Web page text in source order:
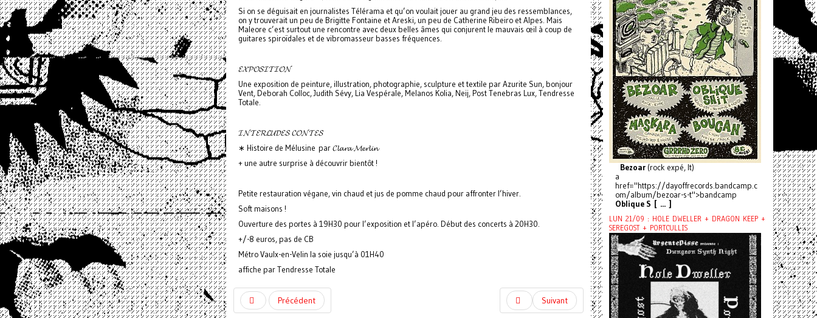
Si on se déguisait en journalistes Télérama et qu’on voulait jouer au grand jeu des ressemblances,
on y trouverait un peu de Brigitte Fontaine et Areski, un peu de Catherine Ribeiro et Alpes. Mais
Maleore c’est surtout une rencontre avec deux belles âmes qui conjurent le mauvais œil à coup de
guitares spiroïdales et de vibromasseur basses fréquences.
𝓔𝓧𝓟𝓞𝓢𝓘𝓣𝓘𝓞𝓝
Une exposition de peinture, illustration, photographie, sculpture et textile par Azurite Sun, bonjour
Vent, Deborah Colloc, Judith Sévy, Lia Vespérale, Melanos Kolia, Neij, Post Tenebras Lux, Tendresse
Totale.
𝓘𝓝𝓣𝓔𝓡𝓛𝓤𝓓𝓔𝓢 𝓒𝓞𝓝𝓣𝓔𝓢
∗ Histoire de Mélusine par 𝓒𝓵𝓪𝓻𝓪 𝓜𝓮𝓻𝓵𝓲𝓷
+ une autre surprise à découvrir bientôt !
Petite restauration végane, vin chaud et jus de pomme chaud pour affronter l’hiver.
Soft maisons !
Ouverture des portes à 19H30 pour l’exposition et l’apéro. Début des concerts à 20H30.
+/-8 euros, pas de CB
Métro Vaulx-en-Velin la soie jusqu’à 01H40
affiche par Tendresse Totale
Précédent Suivant
Bezoar (rock expé, It)
a
href="https://dayoffrecords.bandcamp.c
om/album/bezoar-s-t">bandcamp
Oblique S [ ... ]
LUN 21/09 : HOLE DWELLER + DRAGON KEEP +
SEREGOST + PORTCULLIS